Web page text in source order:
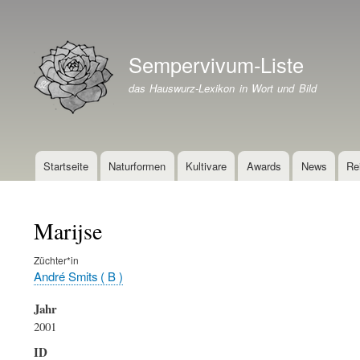
Branding der WebsiteSempervivum-Liste
das Hauswurz-Lexikon in Wort und Bild
Hauptnavigation
Startseite Naturformen Kultivare Awards News
Marijse
Züchter*in
André Smits ( B )
Jahr
2001
ID